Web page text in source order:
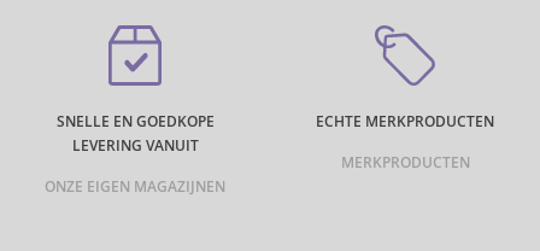
SNELLE EN GOEDKOPE
LEVERING VANUIT
ONZE EIGEN MAGAZIJNEN
ECHTE MERKPRODUCTEN
MERKPRODUCTEN